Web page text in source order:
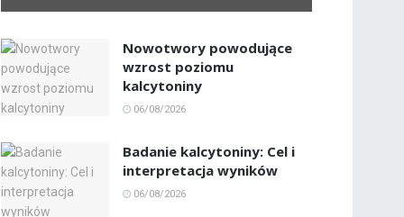
Nowotwory powodujące
wzrost poziomu
kalcytoniny
06/08/2026
Badanie kalcytoniny: Cel i
interpretacja wyników
06/08/2026